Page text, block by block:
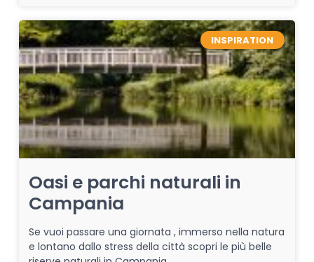
INSPIRATION
Oasi e parchi naturali in
Campania
Se vuoi passare una giornata , immerso nella natura
e lontano dallo stress della città scopri le più belle